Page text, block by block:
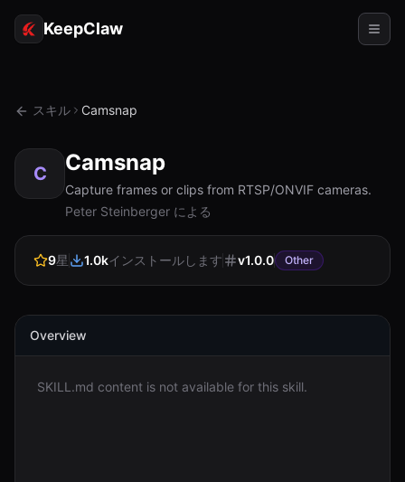
KeepClaw
トークンアクセス
ユースケース
価格
リソース
比較
会社概要
スキル Camsnap
C Camsnap
Capture frames or clips from RTSP/ONVIF cameras.
Peter Steinberger による
9星 1.0kインストールします v1.0.0 Other
Overview
SKILL.md content is not available for this skill.